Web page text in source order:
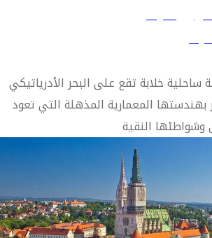
خلابة تقع على البحر الأدرياتيكي
المعمارية المذهلة التي تعود
النقية